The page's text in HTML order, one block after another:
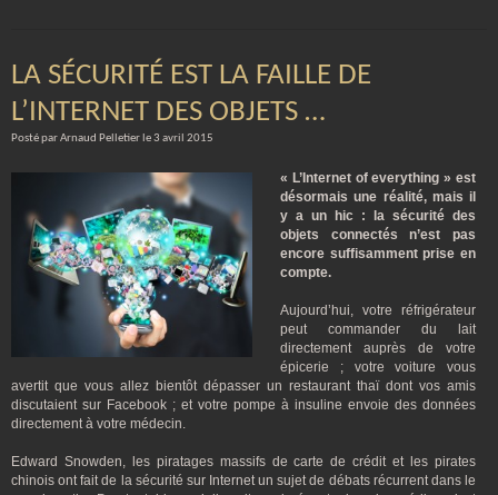
LA SÉCURITÉ EST LA FAILLE DE
L’INTERNET DES OBJETS …
Posté par Arnaud Pelletier le 3 avril 2015
« L’Internet of everything » est
désormais une réalité, mais il
y a un hic : la sécurité des
objets connectés n’est pas
encore suffisamment prise en
compte.
Aujourd’hui, votre réfrigérateur
peut commander du lait
directement auprès de votre
épicerie ; votre voiture vous
avertit que vous allez bientôt dépasser un restaurant thaï dont vos amis
discutaient sur Facebook ; et votre pompe à insuline envoie des données
directement à votre médecin.
Edward Snowden, les piratages massifs de carte de crédit et les pirates
chinois ont fait de la sécurité sur Internet un sujet de débats récurrent dans le